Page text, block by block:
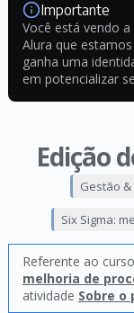
Importante
Você está vendo
Alura que
ganha uma
em potencializar
Edição
Gestão
Six Sigma:
Referente ao curso
melhoria de
atividade Sobre o